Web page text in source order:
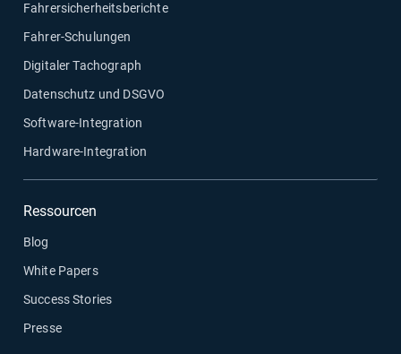
Fahrersicherheitsberichte
Fahrer-Schulungen
Digitaler Tachograph
Datenschutz und DSGVO
Software-Integration
Hardware-Integration
Ressourcen
Blog
White Papers
Success Stories
Presse